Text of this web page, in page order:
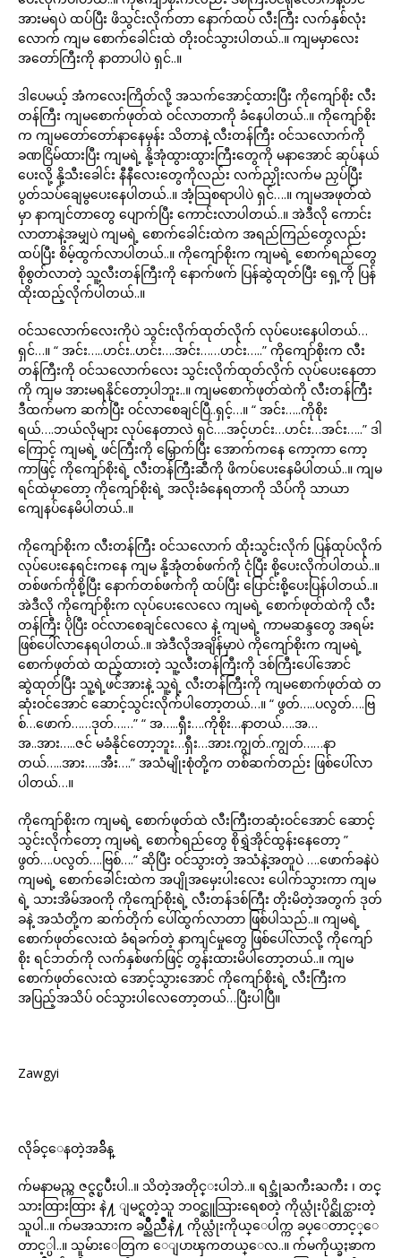
အားမရပဲ ထပ်ပြီး ဖိသွင်းလိုက်တာ နောက်ထပ် လီးကြီး လက်နှစ်လုံး
လောက် ကျမ စောက်ခေါင်းထဲ တိုးဝင်သွားပါတယ်..။ ကျမမှာလေး
အတော်ကြီးကို နာတာပါပဲ ရှင်..။
ဒါပေမယ့် အံကလေးကြိတ်လို့ အသက်အောင့်ထားပြီး ကိုကျော်စိုး လီး
တန်ကြီး ကျမစောက်ဖုတ်ထဲ ဝင်လာတာကို ခံနေပါတယ်..။ ကိုကျော်စိုး
က ကျမတော်တော်နာနေမှန်း သိတာနဲ့ လီးတန်ကြီး ဝင်သလောက်ကို
ခဏငြိမ်ထားပြီး ကျမရဲ့ နို့အုံထွားထွားကြီးတွေကို မနာအောင် ဆုပ်နယ်
ပေးလို့ နို့သီးခေါင်း နီနီလေးတွေကိုလည်း လက်ညှိုးလက်မ ညှပ်ပြီး
ပွတ်သပ်ချေမွပေးနေပါတယ်..။ အံ့သြစရာပါပဲ ရှင်….။ ကျမအဖုတ်ထဲ
မှာ နာကျင်တာတွေ ပျောက်ပြီး ကောင်းလာပါတယ်..။ အဲဒီလို ကောင်း
လာတာနဲ့အမျှပဲ ကျမရဲ့ စောက်ခေါင်းထဲက အရည်ကြည်တွေလည်း
ထပ်ပြီး စိမ့်ထွက်လာပါတယ်..။ ကိုကျော်စိုးက ကျမရဲ့ စောက်ရည်တွေ
စိုစွတ်လာတဲ့ သူ့လီးတန်ကြီးကို နောက်ဖက် ပြန်ဆွဲထုတ်ပြီး ရှေ့ကို ပြန်
ထိုးထည့်လိုက်ပါတယ်..။
ဝင်သလောက်လေးကိုပဲ သွင်းလိုက်ထုတ်လိုက် လုပ်ပေးနေပါတယ်…
ရှင်…။ “ အင်း…..ဟင်း..ဟင်း….အင်း……ဟင်း…..” ကိုကျော်စိုးက လီး
တန်ကြီးကို ဝင်သလောက်လေး သွင်းလိုက်ထုတ်လိုက် လုပ်ပေးနေတာ
ကို ကျမ အားမရနိုင်တော့ပါဘူး..။ ကျမစောက်ဖုတ်ထဲကို လီးတန်ကြီး
ဒီထက်မက ဆက်ပြီး ဝင်လာစေချင်ပြီ..ရှင့်…။ “ အင်း…..ကိုစိုး
ရယ်….ဘယ်လိုများ လုပ်နေတာလဲ ရှင်….အင့်ဟင်း…ဟင်း…အင်း…..” ဒါ
ကြောင့် ကျမရဲ့ ဖင်ကြီးကို မြှောက်ပြီး အောက်ကနေ ကော့ကာ ကော့
ကာဖြင့် ကိုကျော်စိုးရဲ့ လီးတန်ကြီးဆီကို ဖိကပ်ပေးနေမိပါတယ်..။ ကျမ
ရင်ထဲမှာတော့ ကိုကျော်စိုးရဲ့ အလိုးခံနေရတာကို သိပ်ကို သာယာ
ကျေနပ်နေမိပါတယ်..။
ကိုကျော်စိုးက လီးတန်ကြီး ဝင်သလောက် ထိုးသွင်းလိုက် ပြန်ထုပ်လိုက်
လုပ်ပေးနေရင်းကနေ ကျမ နို့အုံတစ်ဖက်ကို ငုံပြီး စို့ပေးလိုက်ပါတယ်..။
တစ်ဖက်ကိုစို့ပြီး နောက်တစ်ဖက်ကို ထပ်ပြီး ပြောင်းစို့ပေးပြန်ပါတယ်..။
အဲဒီလို ကိုကျော်စိုးက လုပ်ပေးလေလေ ကျမရဲ့ စောက်ဖုတ်ထဲကို လီး
တန်ကြီး ပိုပြီး ဝင်လာစေချင်လေလေ နဲ့ ကျမရဲ့ ကာမဆန္ဒတွေ အရမ်း
ဖြစ်ပေါ်လာနေရပါတယ်..။ အဲဒီလိုအချိန်မှာပဲ ကိုကျော်စိုးက ကျမရဲ့
စောက်ဖုတ်ထဲ ထည့်ထားတဲ့ သူ့လီးတန်ကြီးကို ဒစ်ကြီးပေါ်အောင်
ဆွဲထုတ်ပြီး သူ့ရဲ့ဖင်အားနဲ့ သူ့ရဲ့ လီးတန်ကြီးကို ကျမစောက်ဖုတ်ထဲ တ
ဆုံးဝင်အောင် ဆောင့်သွင်းလိုက်ပါတော့တယ်…။ “ ဖွတ်…..ပလွတ်….ဗြ
စ်…ဖောက်……ဒုတ်……” “ အ…..ရှီး….ကိုစိုး…နာတယ်….အ…
အ..အား…..ဇင် မခံနိုင်တော့ဘူး…ရှီး…အား.ကျွတ်..ကျွတ်……နာ
တယ်…..အား…..အီး….” အသံမျိုးစုံတို့က တစ်ဆက်တည်း ဖြစ်ပေါ်လာ
ပါတယ်…။
ကိုကျော်စိုးက ကျမရဲ့ စောက်ဖုတ်ထဲ လီးကြီးတဆုံးဝင်အောင် ဆောင့်
သွင်းလိုက်တော့ ကျမရဲ့ စောက်ရည်တွေ စိုရွှဲအိုင်ထွန်းနေတော့ ”
ဖွတ်….ပလွတ်….ဗြစ်….” ဆိုပြီး ဝင်သွားတဲ့ အသံနဲ့အတူပဲ ….ဖောက်ခနဲပဲ
ကျမရဲ့ စောက်ခေါင်းထဲက အပျိုအမှေးပါးလေး ပေါက်သွားကာ ကျမ
ရဲ့ သားအိမ်အဝကို ကိုကျော်စိုးရဲ့ လီးတန်ဒစ်ကြီး တိုးမိတဲ့အတွက် ဒုတ်
ခနဲ့ အသံတို့က ဆက်တိုက် ပေါ်ထွက်လာတာ ဖြစ်ပါသည်..။ ကျမရဲ့
စောက်ဖုတ်လေးထဲ ခံရခက်တဲ့ နာကျင်မှုတွေ ဖြစ်ပေါ်လာလို့ ကိုကျော်
စိုး ရင်ဘတ်ကို လက်နှစ်ဖက်ဖြင့် တွန်းထားမိပါတော့တယ်..။ ကျမ
စောက်ဖုတ်လေးထဲ အောင့်သွားအောင် ကိုကျော်စိုးရဲ့ လီးကြီးက
အပြည့်အသိပ် ဝင်သွားပါလေတော့တယ်…ပြီးပါပြီ။
Zawgyi
လိုခ်င္ေနတဲ့အခ်ိန္
က်မနာမည္က ဇင္ဇင္ၿပဳံးပါ..။ သိတဲ့အတိုင္းပါဘဲ..။ ရင္အုံႀကီးႀကီး ၊ တင္
သားထြားထြား နဲ႔ ျမင္ရတဲ့သူ ဘဝင္ဆူသြားရေစတဲ့ ကိုယ္လုံးပိုင္ဆိုင္ထားတဲ့
သူပါ..။ က်မအသားက ခပ္ညိဳညိဳနဲ႔ ကိုယ္လုံးကိုယ္ေပါက္က ခပ္ေတာင့္ေ
တာင့္ပါ..။ သူမ်ားေတြက ေျပာၾကတယ္ေလ..။ က်မကိုယ္ခႏၶာက